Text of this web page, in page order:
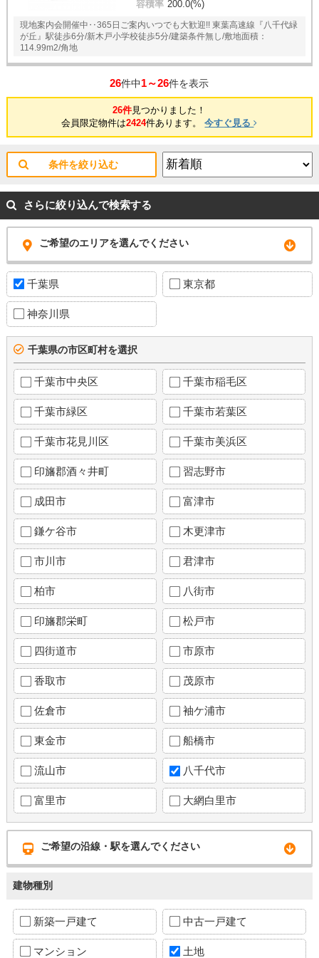
容積率 200.0(%)
現地案内会開催中‥365日ご案内いつでも大歓迎!! 東葉高速線『八千代緑
が丘』駅徒歩6分/新木戸小学校徒歩5分/建築条件無し/敷地面積：
114.99m2/角地
26件中1～26件を表示
26件見つかりました！
会員限定物件は2424件あります。今すぐ見る
条件を絞り込む
さらに絞り込んで検索する
ご希望のエリアを選んでください
千葉県 東京都
神奈川県
千葉県の市区町村を選択
千葉市中央区 千葉市稲毛区
千葉市緑区 千葉市若葉区
千葉市花見川区 千葉市美浜区
印旛郡酒々井町 習志野市
成田市 富津市
鎌ケ谷市 木更津市
市川市 君津市
柏市 八街市
印旛郡栄町 松戸市
四街道市 市原市
香取市 茂原市
佐倉市 袖ケ浦市
東金市 船橋市
流山市 八千代市
富里市 大網白里市
ご希望の沿線・駅を選んでください
建物種別
新築一戸建て 中古一戸建て
マンション 土地